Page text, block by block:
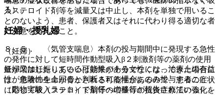
る）。
妊婦・授乳婦
（妊婦）
妊婦又は妊娠している可能性のある女性には、治療上の有益
性が危険性を上回ると判断される場合にのみ投与すること
（動物実験（ラット）で胎仔への移行が報告されている）。
入ステロイド剤等を減量又は中止し、本剤を単独で用いるこ
とのないよう、患者、保護者又はそれに代わり得る適切な者
に注意を与えること。
８．５． 〈気管支喘息〉本剤の投与期間中に発現する急性
の発作に対して短時間作動型吸入β２刺激剤等の薬剤の使用
量が増加したりあるいは効果が十分でなくなってきた場合に
は、患者の生命が脅かされる可能性があるので、患者の症状
に応じて吸入ステロイド剤等の増量等の抗炎症療法の強化を